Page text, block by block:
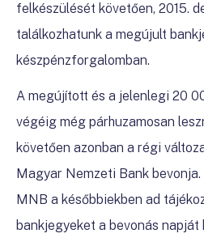
felkészülését követően, 2015.
találkozhatunk a megújult
készpénzforgalomban.
A megújított és a jelenlegi 20
végéig még párhuzamosan
követően azonban a régi
Magyar Nemzeti Bank
MNB a későbbiekben ad
bankjegyeket a bevonás napját